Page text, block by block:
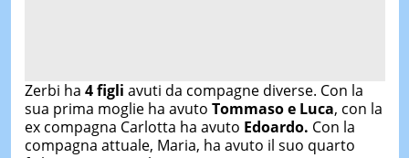
Zerbi ha 4 figli avuti da compagne diverse. Con la
sua prima moglie ha avuto Tommaso e Luca, con la
ex compagna Carlotta ha avuto Edoardo. Con la
compagna attuale, Maria, ha avuto il suo quarto